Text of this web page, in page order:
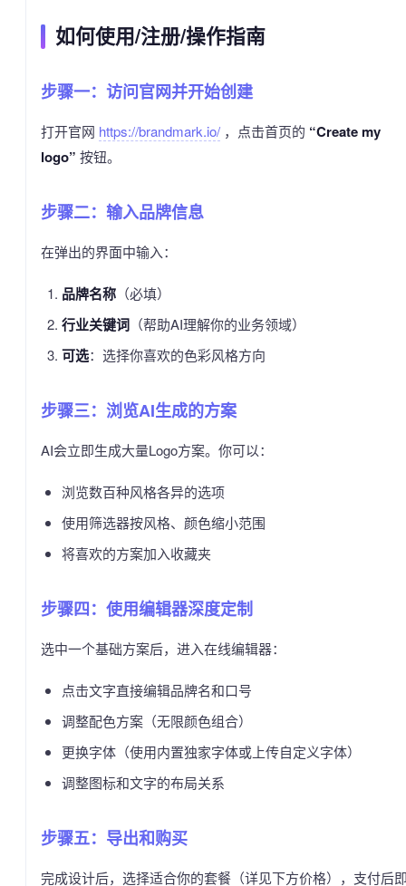
如何使用/注册/操作指南
步骤一：访问官网并开始创建
打开官网 https://brandmark.io/ ，点击首页的 “Create my
logo” 按钮。
步骤二：输入品牌信息
在弹出的界面中输入：
品牌名称（必填）
行业关键词（帮助AI理解你的业务领域）
可选：选择你喜欢的色彩风格方向
步骤三：浏览AI生成的方案
AI会立即生成大量Logo方案。你可以：
浏览数百种风格各异的选项
使用筛选器按风格、颜色缩小范围
将喜欢的方案加入收藏夹
步骤四：使用编辑器深度定制
选中一个基础方案后，进入在线编辑器：
点击文字直接编辑品牌名和口号
调整配色方案（无限颜色组合）
更换字体（使用内置独家字体或上传自定义字体）
调整图标和文字的布局关系
步骤五：导出和购买
完成设计后，选择适合你的套餐（详见下方价格），支付后